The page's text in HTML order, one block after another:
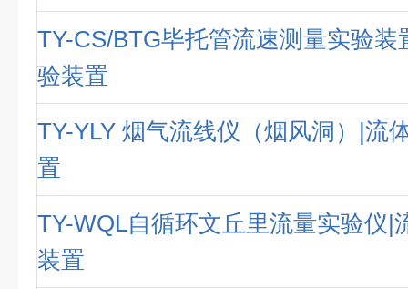
TY-CS/BTG毕托管流速测量实验装
验装置
TY-YLY 烟气流线仪（烟风洞）|流
置
TY-WQL自循环文丘里流量实验仪|
装置